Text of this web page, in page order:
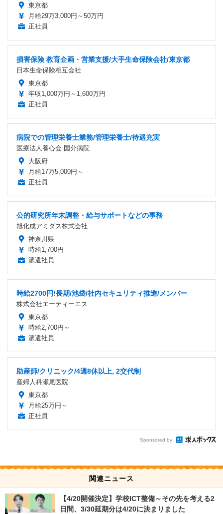
東京都
月給29万3,000円～50万円
正社員
損害保険 教育企画・営業支援/大手生命保険会社/東京都
日本生命保険相互会社
東京都
年収1,000万円～1,600万円
正社員
病院での管理栄養士業務/管理栄養士/待遇充実
医療法人養心会 国分病院
大阪府
月給17万5,000円～
正社員
公的研究所年末調整・給与サポートなどの事務
旭化成アミダス株式会社
神奈川県
時給1,700円
派遣社員
時給2700円!長期/池袋/社内セキュリティ推進/メンバー
株式会社エーティーエス
東京都
時給2,700円～
派遣社員
助産師/クリニック/4週8休以上, 2交代制
産婦人科瀬尾医院
東京都
月給25万円～
正社員
Sponsored by
関連ニュース
【4/20開催決定】学校ICT整備～その先を考える2
日間、3/30延期分は4/20に決まりました